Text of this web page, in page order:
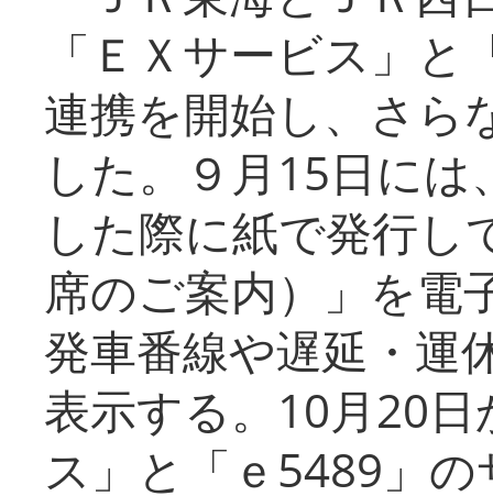
「ＥＸサービス」
連携を開始し、さら
した。９月15日に
した際に紙で発行し
席のご案内）」を電
発車番線や遅延・運
表示する。10月20
ス」と「ｅ5489」